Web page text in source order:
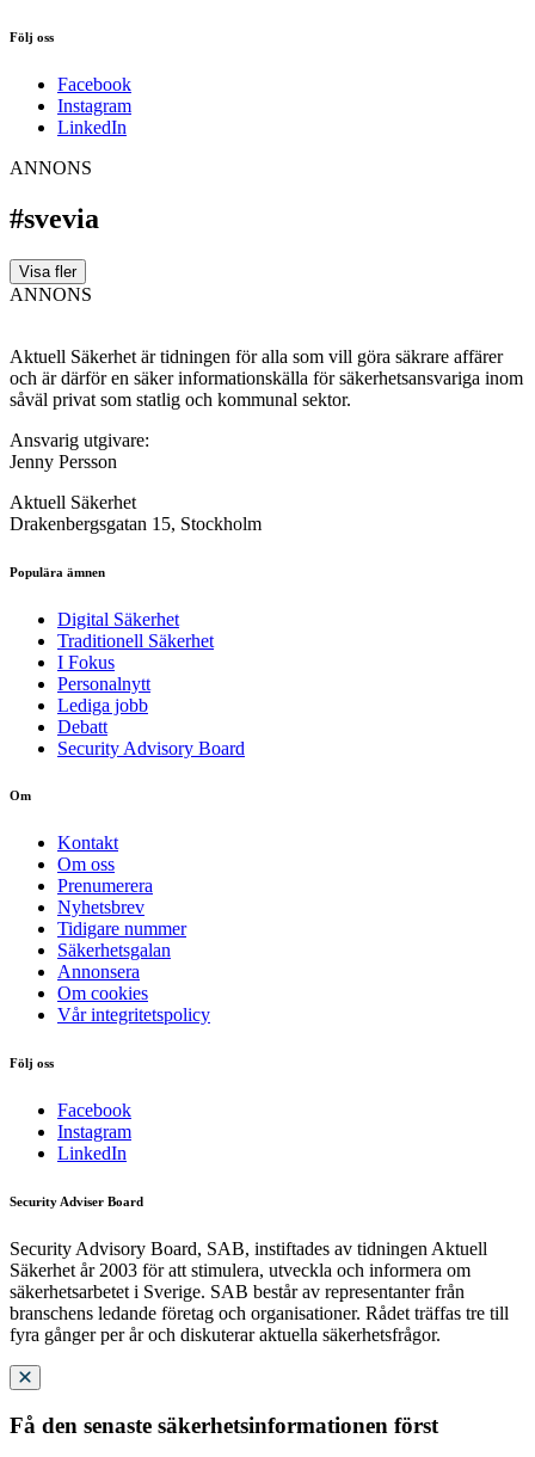
Följ oss
Facebook
Instagram
LinkedIn
ANNONS
#svevia
Visa fler
ANNONS
Aktuell Säkerhet är tidningen för alla som vill göra säkrare affärer
och är därför en säker informationskälla för säkerhets­ansvariga inom
såväl privat som statlig och kommunal sektor.
Ansvarig utgivare:
Jenny Persson
Aktuell Säkerhet
Drakenbergsgatan 15, Stockholm
Populära ämnen
Digital Säkerhet
Traditionell Säkerhet
I Fokus
Personalnytt
Lediga jobb
Debatt
Security Advisory Board
Om
Kontakt
Om oss
Prenumerera
Nyhetsbrev
Tidigare nummer
Säkerhetsgalan
Annonsera
Om cookies
Vår integritetspolicy
Följ oss
Facebook
Instagram
LinkedIn
Security Adviser Board
Security Advisory Board, SAB, instiftades av tidningen Aktuell
Säkerhet år 2003 för att stimulera, utveckla och informera om
säkerhetsarbetet i Sverige. SAB består av representanter från
branschens ledande företag och organisationer. Rådet träffas tre till
fyra gånger per år och diskuterar aktuella säkerhetsfrågor.
Få den senaste säkerhetsinformationen först